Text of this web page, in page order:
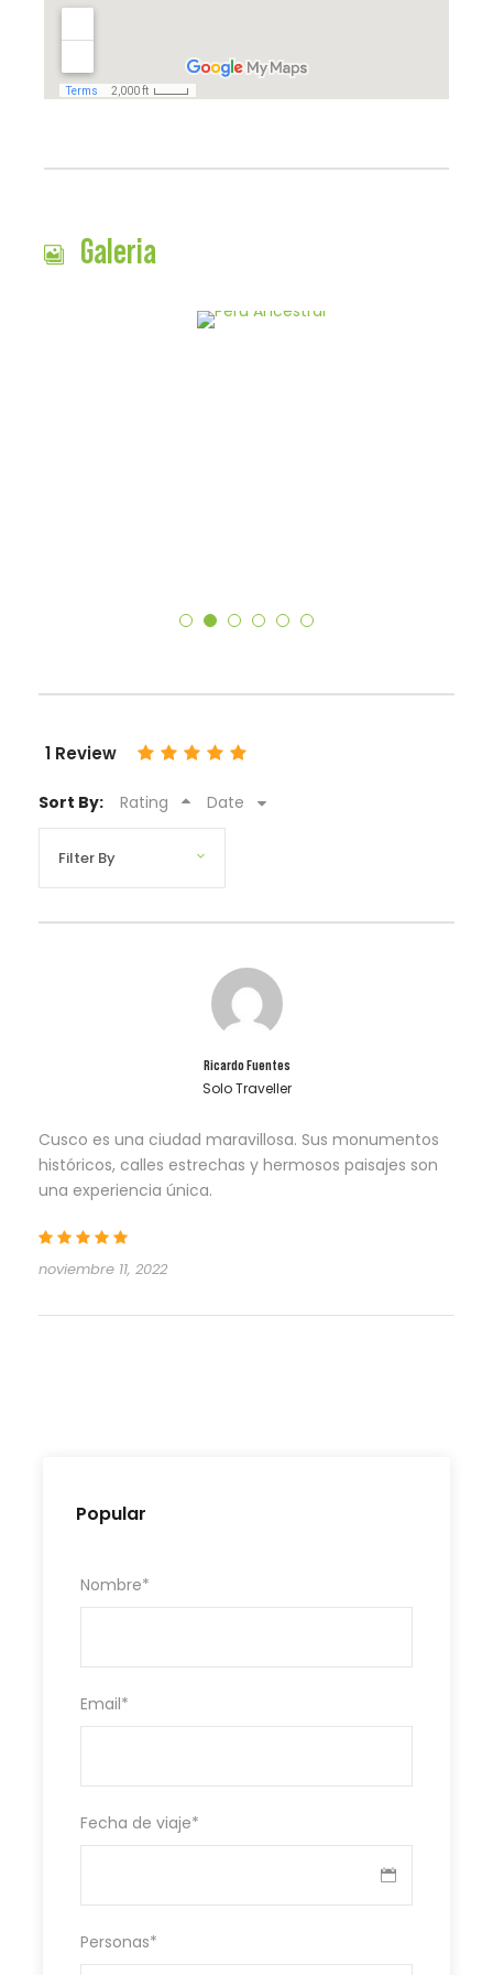
Popular
Nombre*
Email*
Fecha de viaje*
Personas*
Galeria
1 Review
Sort By: Rating Date
Ricardo Fuentes
Solo Traveller
Cusco es una ciudad maravillosa. Sus monumentos
históricos, calles estrechas y hermosos paisajes son
una experiencia única.
noviembre 11, 2022